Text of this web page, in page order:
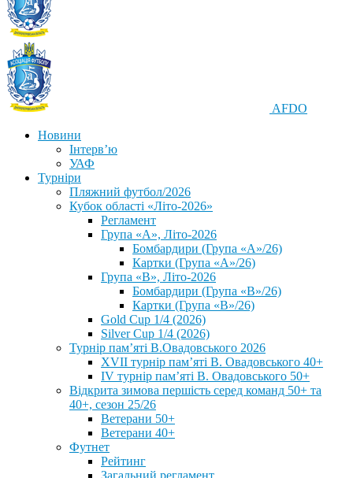
AFDO
Новини
Інтерв’ю
УАФ
Турніри
Пляжний футбол/2026
Кубок області «Літо-2026»
Регламент
Група «А», Літо-2026
Бомбардири (Група «А»/26)
Картки (Група «А»/26)
Група «В», Літо-2026
Бомбардири (Група «В»/26)
Картки (Група «В»/26)
Gold Cup 1/4 (2026)
Silver Cup 1/4 (2026)
Турнір пам’яті В.Овадовського 2026
XVII турнір пам’яті В. Овадовського 40+
IV турнір пам’яті В. Овадовського 50+
Відкрита зимова першість серед команд 50+ та
40+, сезон 25/26
Ветерани 50+
Ветерани 40+
Футнет
Рейтинг
Загальний регламент